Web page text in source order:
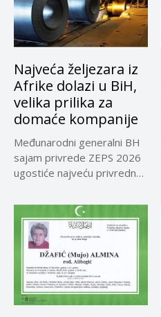
Najveća željezara iz
Afrike dolazi u BiH,
velika prilika za
domaće kompanije
Međunarodni generalni BH
sajam privrede ZEPS 2026
ugostiće najveću privrednu